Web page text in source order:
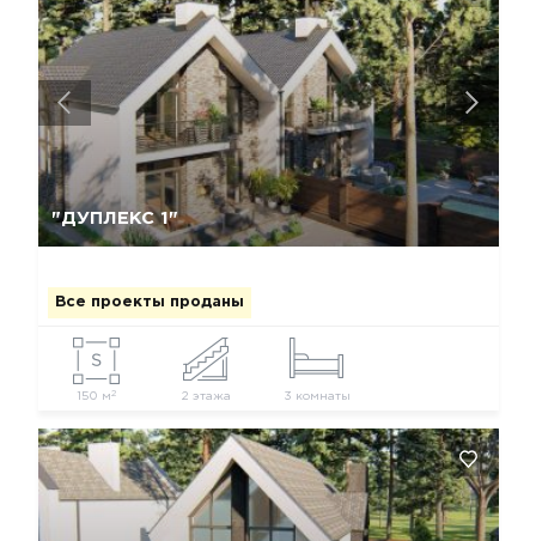
"ДУПЛЕКС 1"
Все проекты проданы
150 м 2 2 этажа 3 комнаты
Да, удалить Отмена